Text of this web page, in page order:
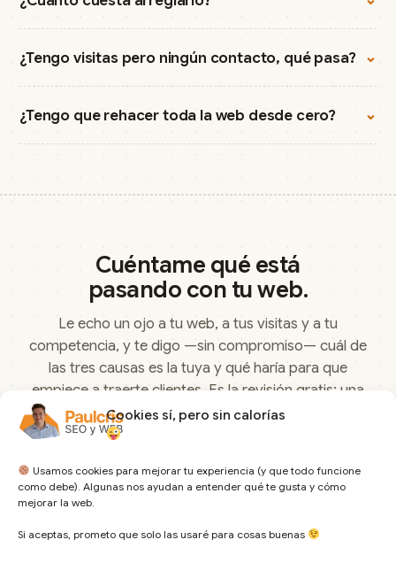
Cookies sí, pero sin calorías
Usamos cookies para mejorar tu experiencia (y que todo funcione
como debe). Algunas nos ayudan a entender qué te gusta y cómo
mejorar la web.
Si aceptas, prometo que solo las usaré para cosas buenas
¿Tengo visitas pero ningún contacto, qué pasa? ⌄
¿Tengo que rehacer toda la web desde cero? ⌄
Cuéntame qué está
pasando con tu web.
Le echo un ojo a tu web, a tus visitas y a tu
competencia, y te digo —sin compromiso— cuál de
las tres causas es la tuya y qué haría para que
empiece a traerte clientes. Es larevisión gratis: una
semana mirando tu caso, sin que te cueste nada.
Cuéntame qué está pasando →